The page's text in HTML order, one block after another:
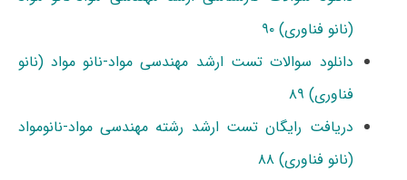
(نانو فناوری) ۹۰
دانلود سوالات تست ارشد مهندسی مواد-نانو مواد (نانو
فناوری) ۸۹
دریافت رایگان تست ارشد رشته مهندسی مواد-نانومواد
(نانو فناوری) ۸۸